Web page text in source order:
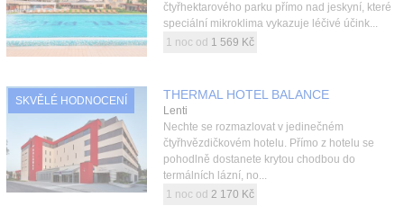
čtyřhektarového parku přímo nad jeskyní, které
speciální mikroklima vykazuje léčivé účink...
1 noc od 1 569 Kč
SKVĚLÉ HODNOCENÍ THERMAL HOTEL BALANCE
Lenti
Nechte se rozmazlovat v jedinečném
čtyřhvězdičkovém hotelu. Přímo z hotelu se
pohodlně dostanete krytou chodbou do
termálních lázní, no...
1 noc od 2 170 Kč